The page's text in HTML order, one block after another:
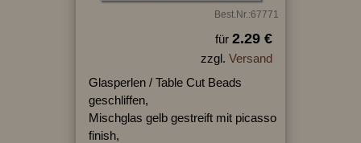
Best.Nr.:67771
für 2.29 €
zzgl. Versand
Glasperlen / Table Cut Beads
geschliffen,
Mischglas gelb gestreift mit picasso
finish,